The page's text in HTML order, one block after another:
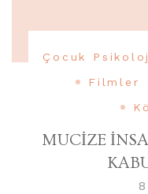
Çocuk
Filmler
MUCİZE